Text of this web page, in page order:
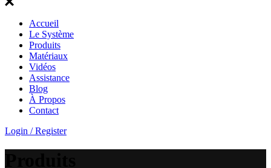
Accueil
Le Système
Produits
Matériaux
Vidéos
Assistance
Blog
À Propos
Contact
Login / Register